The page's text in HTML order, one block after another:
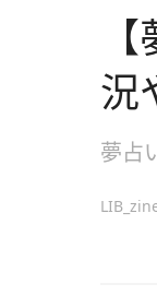
況
夢占